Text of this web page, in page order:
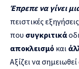
Έπρεπε να γίνει
πειστικές
που συγκριτικά
αποκλεισμό και
Αξίζει να